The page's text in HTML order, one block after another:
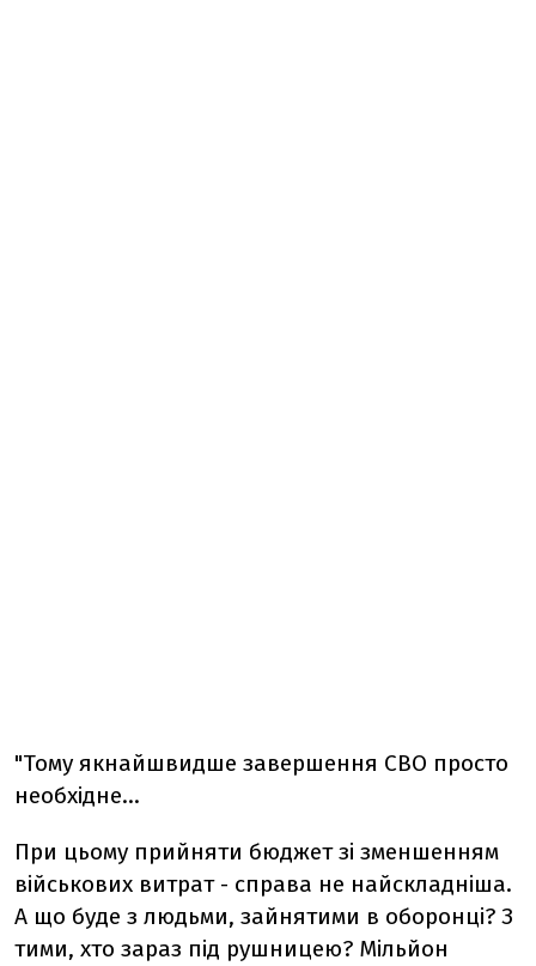
"Тому якнайшвидше завершення СВО просто
необхідне…
При цьому прийняти бюджет зі зменшенням
військових витрат - справа не найскладніша.
А що буде з людьми, зайнятими в оборонці? З
тими, хто зараз під рушницею? Мільйон